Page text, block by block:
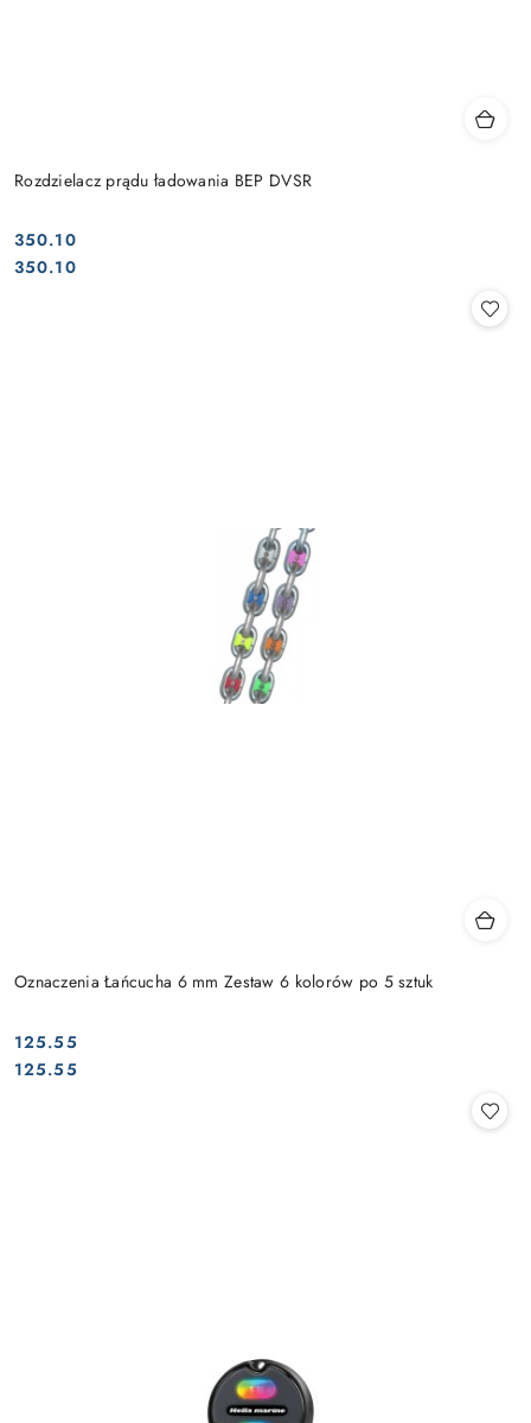
Rozdzielacz prądu ładowania BEP DVSR
Cena:
350.10
Cena:
350.10
Oznaczenia Łańcucha 6 mm Zestaw 6 kolorów po 5 sztuk
Cena:
125.55
Cena:
125.55